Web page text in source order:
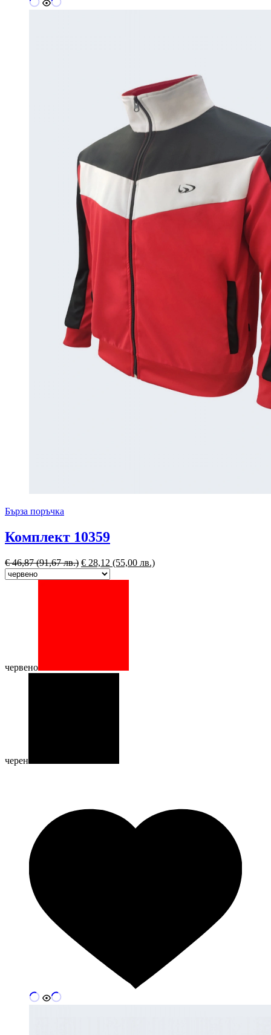
Бърза поръчка
Комплект 10359
€46,87(91,67 лв.) € 28,12 (55,00 лв.)
червено
черен